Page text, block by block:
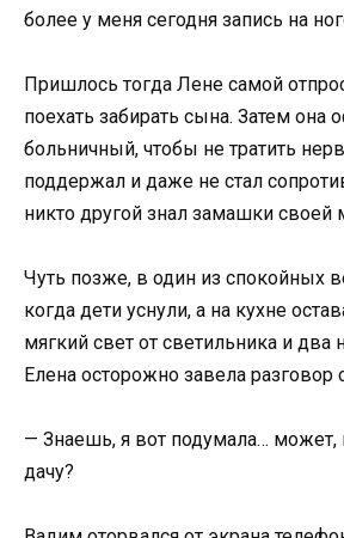
более у меня сегодня запись на
Пришлось тогда Лене самой
поехать забирать сына. Затем она
больничный, чтобы не тратить
поддержал и даже не стал
никто другой знал замашки своей
Чуть позже, в один из спокойных
когда дети уснули, а на кухне
мягкий свет от светильника и два
Елена осторожно завела
— Знаешь, я вот подумала… может,
дачу?